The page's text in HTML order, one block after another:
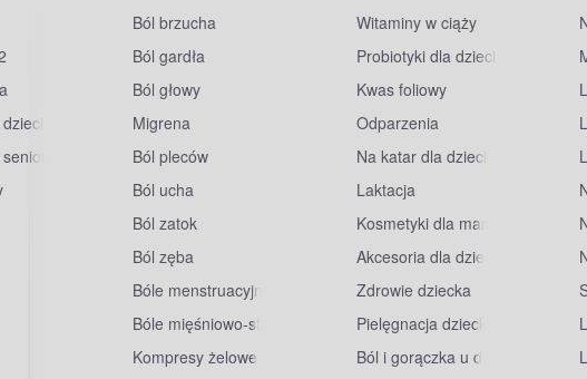
Ból brzucha
Ból gardła
Ból głowy
Migrena
Ból pleców
Ból ucha
Ból zatok
Ból zęba
Bóle menstruacyjne
Bóle mięśniowo-stawowe
Kompresy żelowe
Witaminy w ciąży
Probiotyki dla dzieci
Kwas foliowy
Odparzenia
Na katar dla dzieci
Laktacja
Kosmetyki dla mam
Akcesoria dla dzieci
Zdrowie dziecka
Pielęgnacja dziecka
Ból i gorączka u dzieci